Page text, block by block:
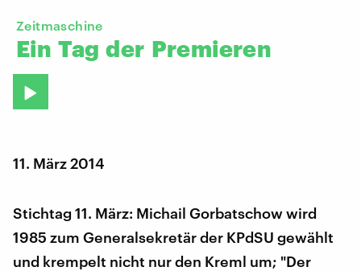
Zeitmaschine
Ein Tag der Premieren
11. März 2014
Stichtag 11. März: Michail Gorbatschow wird
1985 zum Generalsekretär der KPdSU gewählt
und krempelt nicht nur den Kreml um; "Der